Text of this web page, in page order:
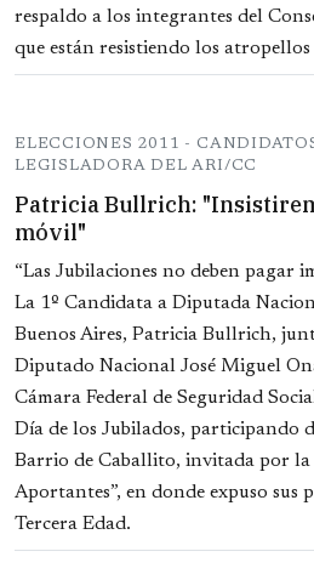
respaldo a los integrantes del
que están resistiendo los
ELECCIONES 2011 -
LEGISLADORA DEL ARI/CC
Patricia Bullrich:
móvil"
“Las Jubilaciones no deben pagar
La 1º Candidata a Diputada
Buenos Aires, Patricia Bullrich,
Diputado Nacional José Miguel
Cámara Federal de Seguridad
Día de los Jubilados, participando
Barrio de Caballito, invitada por la
Aportantes”, en donde expuso sus
Tercera Edad.